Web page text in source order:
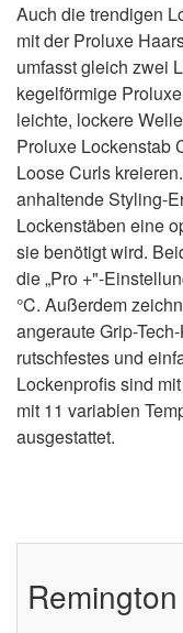
Auch die trendigen
mit der Proluxe
umfasst gleich zwei
kegelförmige
leichte, lockere
Proluxe Lockenstab
Loose Curls
anhaltende Styling-
Lockenstäben eine
sie benötigt wird.
die „Pro +"-
°C. Außerdem
angeraute Grip-
rutschfestes und
Lockenprofis sind
mit 11 variablen
ausgestattet.